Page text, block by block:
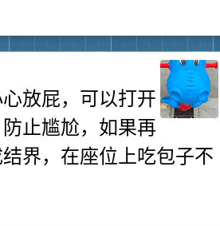
放屁，可以打开
止尴尬，如果再
界，在座位上吃包子不